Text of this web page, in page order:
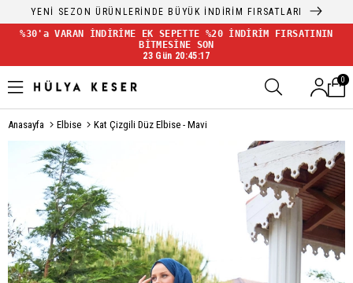
YENİ SEZON ÜRÜNLERİNDE BÜYÜK İNDİRİM FIRSATLARI
%30'a VARAN İNDİRİME EK SEPETTE %20 İNDİRİM FIRSATININ
BİTMESİNE SON
23 Gün 20:45:16
0
Anasayfa Elbise Kat Çizgili Düz Elbise - Mavi